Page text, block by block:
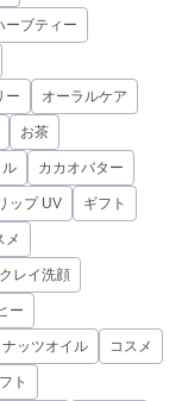
ーブティー
ー オーラルケア
お茶
ル カカオバター
ップ UV ギフト
メ
クレイ洗顔
ー
ナッツオイル コスメ
ト